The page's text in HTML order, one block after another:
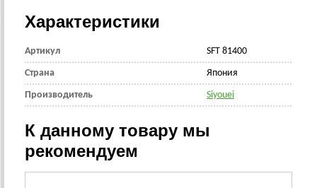
Характеристики
Артикул SFT 81400
Страна Япония
Производитель Siyouei
К данному товару мы
рекомендуем